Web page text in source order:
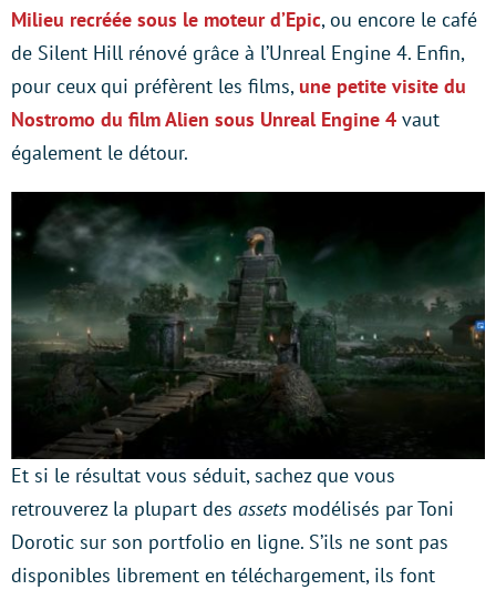
Milieu recréée sous le moteur d’Epic, ou encore le café
de Silent Hill rénové grâce à l’Unreal Engine 4. Enfin,
pour ceux qui préfèrent les films, une petite visite du
Nostromo du film Alien sous Unreal Engine 4 vaut
également le détour.
Et si le résultat vous séduit, sachez que vous
retrouverez la plupart des assets modélisés par Toni
Dorotic sur son portfolio en ligne. S’ils ne sont pas
disponibles librement en téléchargement, ils font